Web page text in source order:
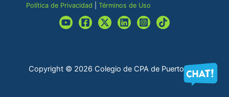
Política de Privacidad |Términos de Uso
Copyright © 2026 Colegio de CPA de Puerto Rico